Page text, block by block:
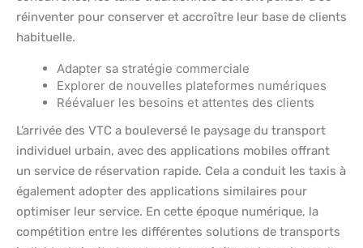
réinventer pour conserver et accroître leur base de clients
habituelle.
Adapter sa stratégie commerciale
Explorer de nouvelles plateformes numériques
Réévaluer les besoins et attentes des clients
L’arrivée des VTC a bouleversé le paysage du transport
individuel urbain, avec des applications mobiles offrant
un service de réservation rapide. Cela a conduit les taxis à
également adopter des applications similaires pour
optimiser leur service. En cette époque numérique, la
compétition entre les différentes solutions de transports